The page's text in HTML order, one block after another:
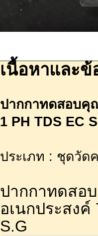
เนื้อหาและข้
ปากกาทดสอบคุ
1 PH TDS EC
ประเภท : ชุดวัด
ปากกาทดสอ
อเนกประสงค์
S.G